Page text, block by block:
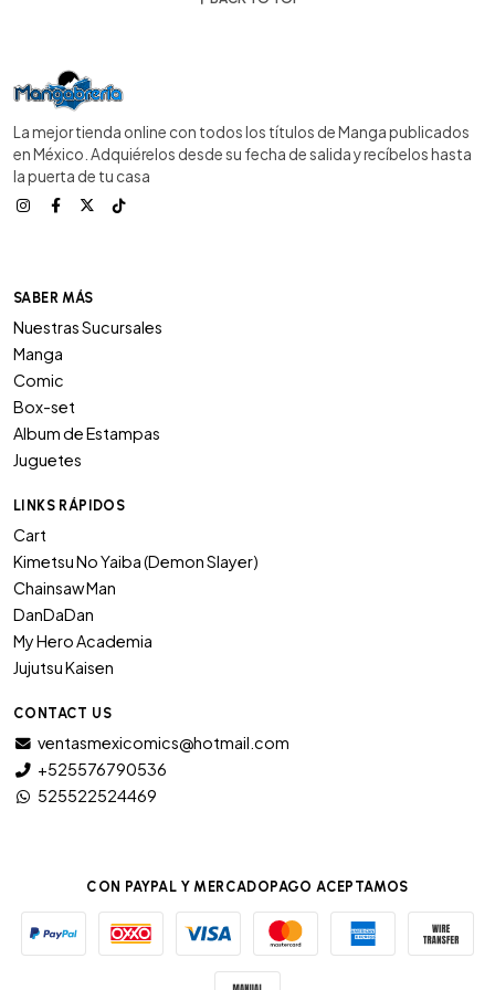
La mejor tienda online con todos los títulos de Manga publicados
en México. Adquiérelos desde su fecha de salida y recíbelos hasta
la puerta de tu casa
SABER MÁS
Nuestras Sucursales
Manga
Comic
Box-set
Album de Estampas
Juguetes
LINKS RÁPIDOS
Cart
Kimetsu No Yaiba (Demon Slayer)
Chainsaw Man
DanDaDan
My Hero Academia
Jujutsu Kaisen
CONTACT US
ventasmexicomics@hotmail.com
+525576790536
525522524469
CON PAYPAL Y MERCADOPAGO ACEPTAMOS